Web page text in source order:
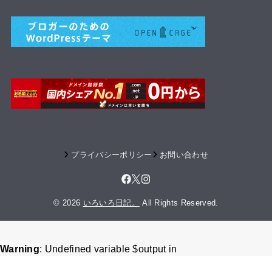
プライバシーポリシー お問い合わせ
© 2026 いろいろ日記。 All Rights Reserved.
Warning: Undefined variable $output in